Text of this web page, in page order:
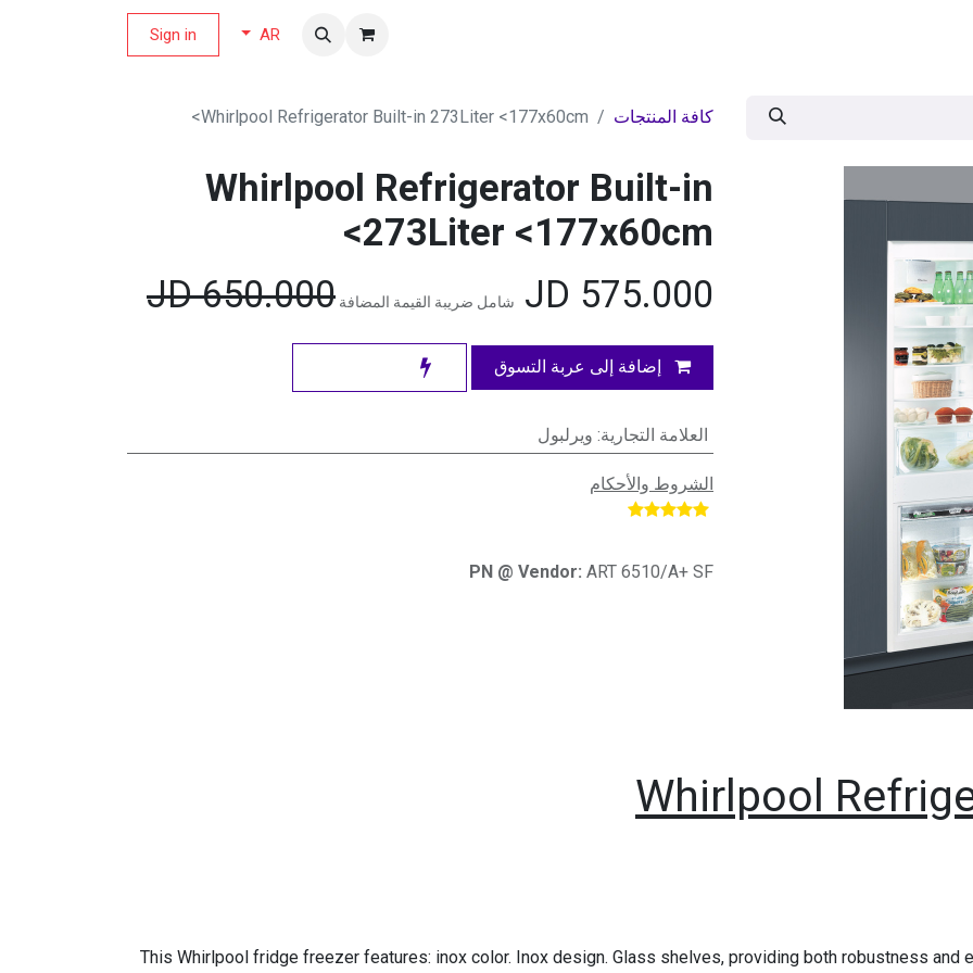
AR
Sign in
كافة المنتجات Whirlpool Refrigerator Built-in 273Liter <177x60cm>
Whirlpool Refrigerator Built-in
273Liter <177x60cm>
575.000
شامل ضريبة القيمة المضافة 650.000
JD
إضافة إلى عربة التسوق
العلامة التجارية: ويرلبول
الشروط والأحكام
PN @ Vendor: ART 6510/A+ SF
Whirlpool
This Whirlpool fridge freezer features: inox color. Inox design. Glass shelves, providing both robustness and